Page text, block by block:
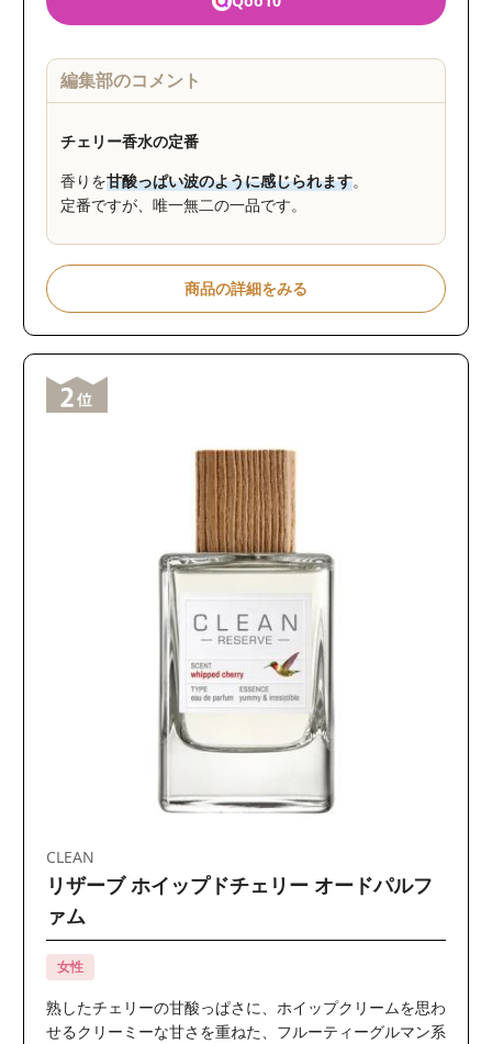
編集部のコメント
チェリー香水の定番
香りを甘酸っぱい波のように感じられます。
定番ですが、唯一無二の一品です。
商品の詳細をみる
CLEAN
リザーブ ホイップドチェリー オードパルフ
ァム
女性
熟したチェリーの甘酸っぱさに、ホイップクリームを思わ
せるクリーミーな甘さを重ねた、フルーティーグルマン系